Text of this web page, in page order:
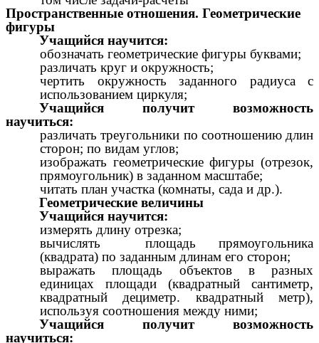
Пространственные отношения. Геометрические
фигуры
Учащийся научится:
обозначать геометрические фигуры буквами;
различать круг и окружность;
чертить окружность заданного радиуса с
использованием циркуля;
Учащийся получит возможность
научиться:
различать треугольники по соотношению длин
сторон; по видам углов;
изображать геометрические фигуры (отрезок,
прямоугольник) в заданном масштабе;
читать план участка (комнаты, сада и др.).
Геометрические величины
Учащийся научится:
измерять длину отрезка;
вычислять площадь прямоугольника
(квадрата) по заданным длинам его сторон;
выражать площадь объектов в разных
единицах площади (квадратный сантиметр,
квадратный дециметр. квадратный метр),
используя соотношения между ними;
Учащийся получит возможность
научиться: